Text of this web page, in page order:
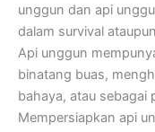
unggun dan api
dalam survival
Api unggun
binatang buas,
bahaya, atau sebagai
Mempersiapkan api